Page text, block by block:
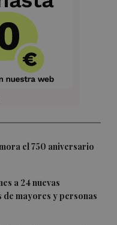
el 750 aniversario
a 24 nuevas
mayores y personas